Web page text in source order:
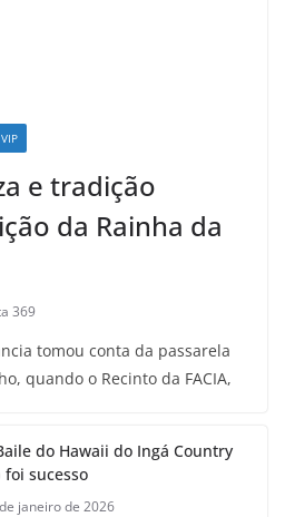
e tradição
da Rainha da
369
tomou conta da passarela
quando o Recinto da FACIA,
do Hawaii do Ingá Country
foi sucesso
janeiro de 2026